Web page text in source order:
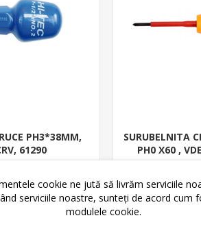
PH3*38MM,
61290
ȊN COŞ
SURUBELNITA
PH0 X60 ,
cookie ne jută să livrăm serviciile
serviciile noastre, sunteți de acord cum
modulele cookie.